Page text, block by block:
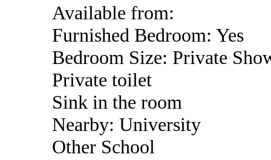
Available from:
Furnished Bedroom: Yes
Bedroom Size: Private
Private toilet
Sink in the room
Nearby: University
Other School